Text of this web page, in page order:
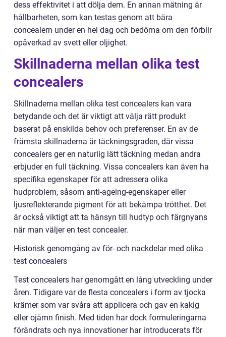
dess effektivitet i att dölja dem. En annan mätning är
hållbarheten, som kan testas genom att bära
concealern under en hel dag och bedöma om den förblir
opåverkad av svett eller oljighet.
Skillnaderna mellan olika test
concealers
Skillnaderna mellan olika test concealers kan vara
betydande och det är viktigt att välja rätt produkt
baserat på enskilda behov och preferenser. En av de
främsta skillnaderna är täckningsgraden, där vissa
concealers ger en naturlig lätt täckning medan andra
erbjuder en full täckning. Vissa concealers kan även ha
specifika egenskaper för att adressera olika
hudproblem, såsom anti-ageing-egenskaper eller
ljusreflekterande pigment för att bekämpa trötthet. Det
är också viktigt att ta hänsyn till hudtyp och färgnyans
när man väljer en test concealer.
Historisk genomgång av för- och nackdelar med olika
test concealers
Test concealers har genomgått en lång utveckling under
åren. Tidigare var de flesta concealers i form av tjocka
krämer som var svåra att applicera och gav en kakig
eller ojämn finish. Med tiden har dock formuleringarna
förändrats och nya innovationer har introducerats för